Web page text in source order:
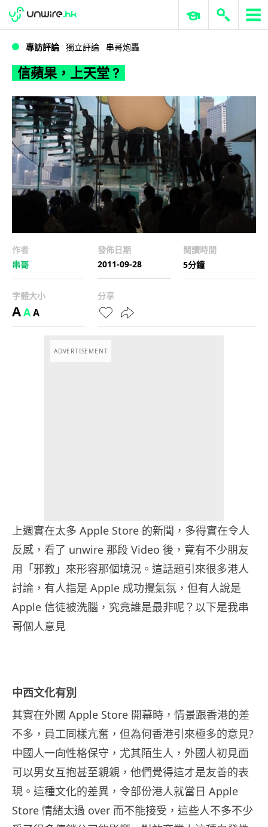
信蘋果，上天堂 ?
WWDC 2026 ERP 與商業 AI
專訪評論 獨立評論 串哥炮轟
信蘋果，上天堂 ?
作者
串哥
發佈日期
2011-09-28
閱讀時間
5分鐘
字體大小
AAA
分享
ADVERTISEMENT
上週實在太多 Apple Store 的新聞，多得實在令人
反感，看了 unwire 那段 Video 後，竟有不少朋友
用「邪教」來形容那個境況。這話題引來很多港人
討論，有人指是 Apple 成功攪氣氛，但有人說是
Apple 信徒被洗腦，究竟誰是最非呢？以下是我串
哥個人意見
中西文化有別
其實在外國 Apple Store 開幕時，情景跟香港的差
不多，員工同樣亢奮，但為何香港引來極多的意見?
中國人一向性格保守，尤其陌生人，外國人初見面
可以男女互抱甚至親親，他們覺得這才是友善的表
現。這種文化的差異，令部份港人就當日 Apple
Store 情緒太過 over 而不能接受，這些人不多不少